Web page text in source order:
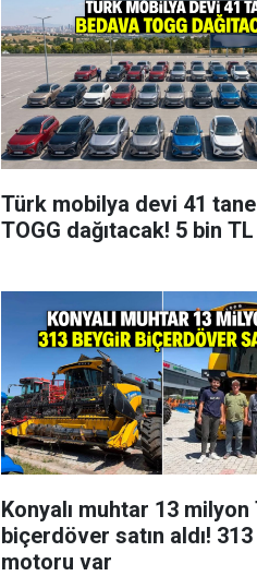
Türk mobilya devi 41
TOGG dağıtacak! 5 bin
Konyalı muhtar 13 milyon
biçerdöver satın aldı!
motoru var